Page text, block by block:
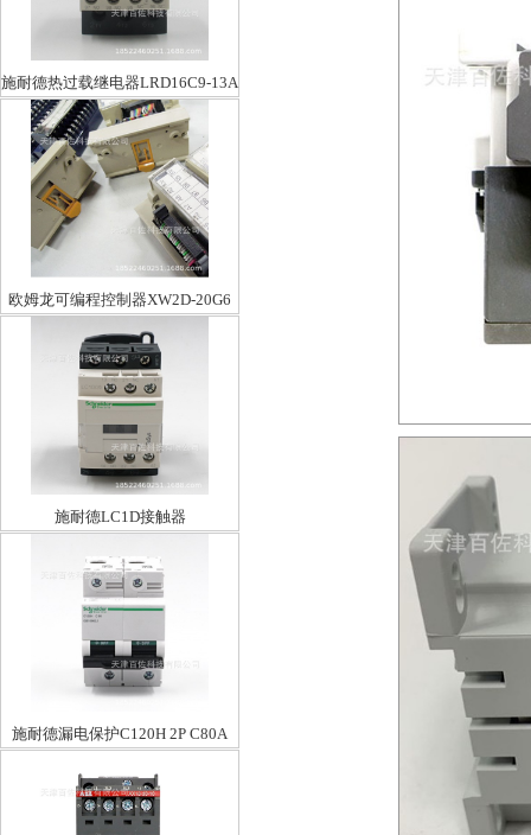
施耐德热过载继电器LRD16C9-13A
欧姆龙可编程控制器XW2D-20G6
施耐德LC1D接触器
LC1D09B7C9A24V
施耐德漏电保护C120H 2P C80A